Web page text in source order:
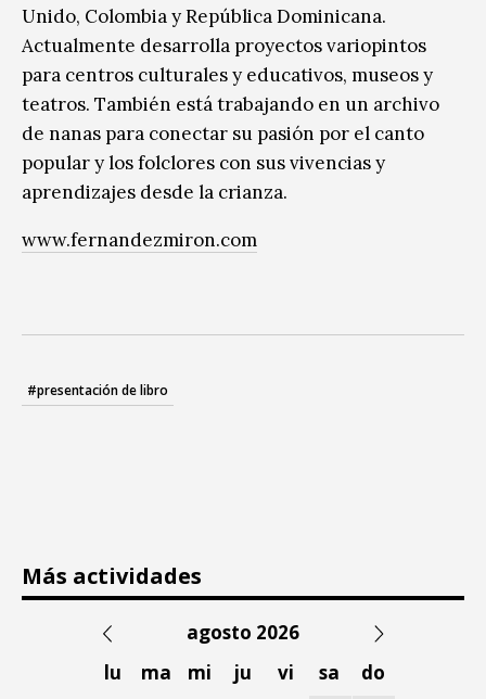
Unido, Colombia y República Dominicana.
Actualmente desarrolla proyectos variopintos
para centros culturales y educativos, museos y
teatros. También está trabajando en un archivo
de nanas para conectar su pasión por el canto
popular y los folclores con sus vivencias y
aprendizajes desde la crianza.
www.fernandezmiron.com
#presentación de libro
Más actividades
agosto 2026
lu
ma mi ju vi sa do